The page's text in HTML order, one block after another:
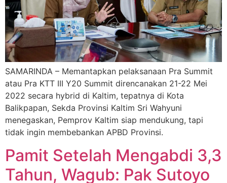
SAMARINDA – Memantapkan pelaksanaan Pra Summit
atau Pra KTT III Y20 Summit direncanakan 21-22 Mei
2022 secara hybrid di Kaltim, tepatnya di Kota
Balikpapan, Sekda Provinsi Kaltim Sri Wahyuni
menegaskan, Pemprov Kaltim siap mendukung, tapi
tidak ingin membebankan APBD Provinsi.
Pamit Setelah Mengabdi 3,3
Tahun, Wagub: Pak Sutoyo